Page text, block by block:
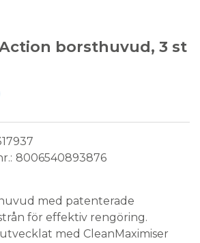
borsthuvud, 3 st
8006540893876
med patenterade
för effektiv rengöring.
med CleanMaximiser